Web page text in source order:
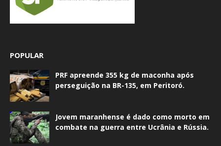
POPULAR
PRF apreende 355 kg de maconha após
perseguição na BR-135, em Peritoró.
Jovem maranhense é dado como morto em
combate na guerra entre Ucrânia e Rússia.